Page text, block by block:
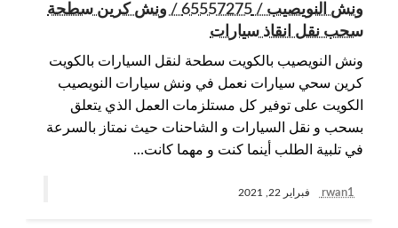
ونش النويصيب / 65557275 / ونش كرين سطحة
سحب نقل انقاذ سيارات
ونش النويصيب بالكويت سطحة لنقل السيارات بالكويت
كرين سحي سيارات نعمل في ونش سيارات النويصيب
الكويت على توفير كل مستلزمات العمل الذي يتعلق
بسحب و نقل السيارات و الشاحنات حيث نمتاز بالسرعة
في تلبية الطلب أينما كنت و مهما كانت…
rwan1 فبراير 22, 2021